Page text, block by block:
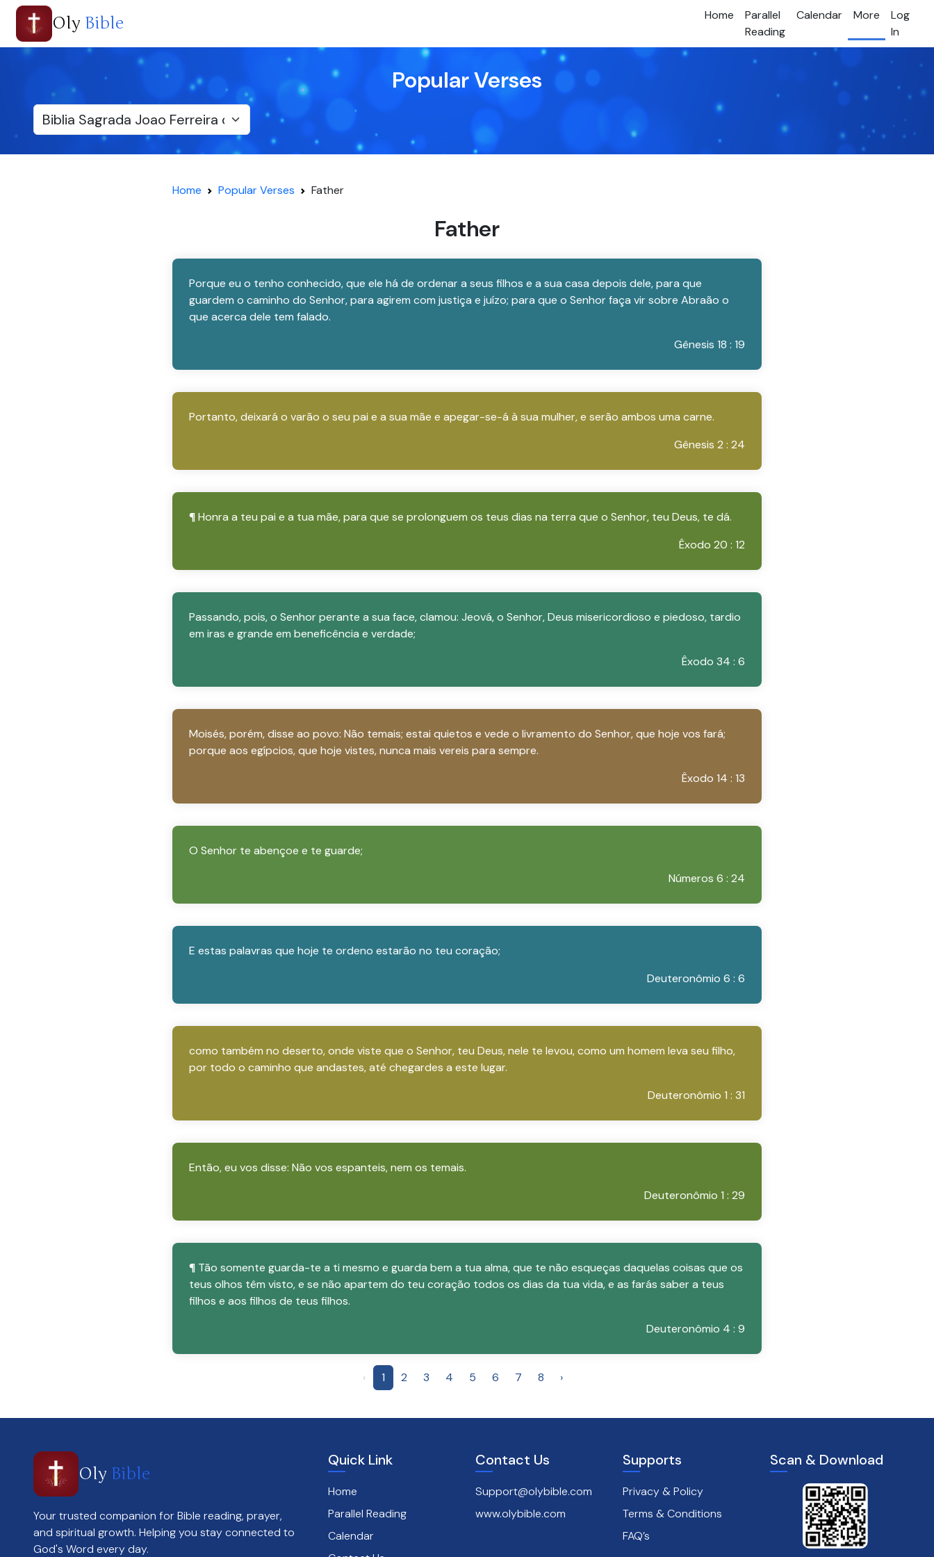
Oly Bible Home
Parallel
Reading
Calendar More
Log
In
Popular Verses
Home Popular Verses Father
Father
Porque eu o tenho conhecido, que ele há de ordenar a seus filhos e a sua casa depois dele, para que
guardem o caminho do Senhor, para agirem com justiça e juízo; para que o Senhor faça vir sobre Abraão o
que acerca dele tem falado.
Gênesis 18 : 19
Portanto, deixará o varão o seu pai e a sua mãe e apegar-se-á à sua mulher, e serão ambos uma carne.
Gênesis 2 : 24
¶ Honra a teu pai e a tua mãe, para que se prolonguem os teus dias na terra que o Senhor, teu Deus, te dá.
Êxodo 20 : 12
Passando, pois, o Senhor perante a sua face, clamou: Jeová, o Senhor, Deus misericordioso e piedoso, tardio
em iras e grande em beneficência e verdade;
Êxodo 34 : 6
Moisés, porém, disse ao povo: Não temais; estai quietos e vede o livramento do Senhor, que hoje vos fará;
porque aos egípcios, que hoje vistes, nunca mais vereis para sempre.
Êxodo 14 : 13
O Senhor te abençoe e te guarde;
Números 6 : 24
E estas palavras que hoje te ordeno estarão no teu coração;
Deuteronômio 6 : 6
como também no deserto, onde viste que o Senhor, teu Deus, nele te levou, como um homem leva seu filho,
por todo o caminho que andastes, até chegardes a este lugar.
Deuteronômio 1 : 31
Então, eu vos disse: Não vos espanteis, nem os temais.
Deuteronômio 1 : 29
¶ Tão somente guarda-te a ti mesmo e guarda bem a tua alma, que te não esqueças daquelas coisas que os
teus olhos têm visto, e se não apartem do teu coração todos os dias da tua vida, e as farás saber a teus
filhos e aos filhos de teus filhos.
Deuteronômio 4 : 9
‹ 1 2 3 4 5 6 7 8 ›
Oly Bible
Your trusted companion for Bible reading, prayer,
and spiritual growth. Helping you stay connected to
God's Word every day.
Quick Link
Home
Parallel Reading
Calendar
Contact Us
Support@olybible.com
www.olybible.com
Supports
Privacy & Policy
Terms & Conditions
FAQ’s
Scan & Download